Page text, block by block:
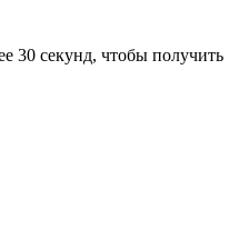
30 секунд, чтобы получить